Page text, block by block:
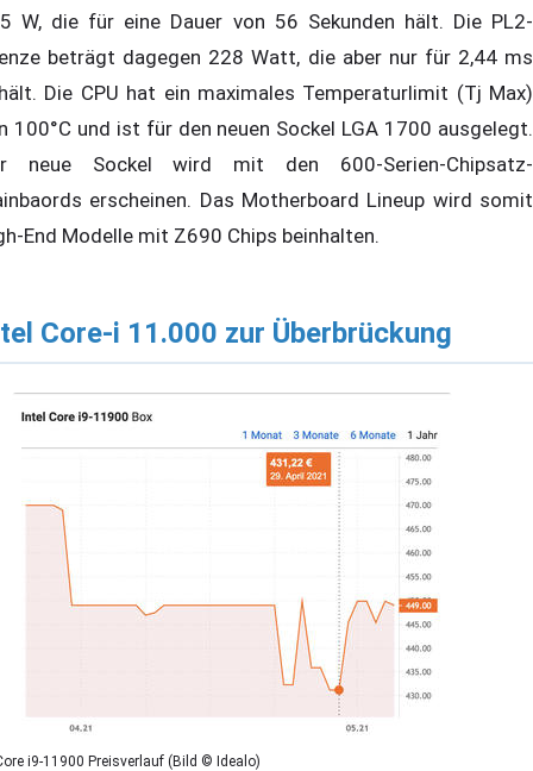
W, die für eine Dauer von 56 Sekunden hält. Die PL2-
beträgt dagegen 228 Watt, die aber nur für 2,44 ms
Die CPU hat ein maximales Temperaturlimit (Tj Max)
100°C und ist für den neuen Sockel LGA 1700 ausgelegt.
neue Sockel wird mit den 600-Serien-Chipsatz-
erscheinen. Das Motherboard Lineup wird somit
End Modelle mit Z690 Chips beinhalten.
Core-i 11.000 zur Überbrückung
i9-11900 Preisverlauf (Bild © Idealo)